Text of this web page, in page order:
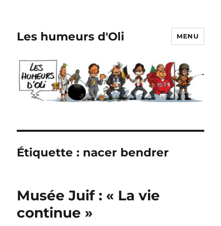
Les humeurs d'Oli MENU
Étiquette : nacer bendrer
Musée Juif : « La vie
continue »